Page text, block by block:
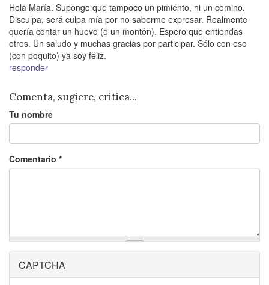
Hola María. Supongo que tampoco un pimiento, ni un comino.
Disculpa, será culpa mía por no saberme expresar. Realmente
quería contar un huevo (o un montón). Espero que entiendas
otros. Un saludo y muchas gracias por participar. Sólo con eso
(con poquito) ya soy feliz.
responder
Comenta, sugiere, critica...
Tu nombre
Comentario *
CAPTCHA